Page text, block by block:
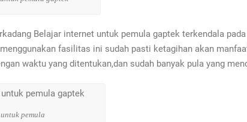
Belajar internet untuk pemula gaptek terkendala
fasilitas ini sudah pasti ketagihan akan
waktu yang ditentukan,dan sudah banyak pula yang
pemula